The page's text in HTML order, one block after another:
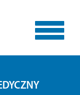
Toggle